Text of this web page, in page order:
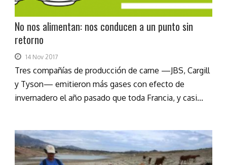
No nos alimentan: nos conducen a un punto sin
retorno
14 Nov 2017
Tres compañías de producción de carne —JBS, Cargill
y Tyson— emitieron más gases con efecto de
invernadero el año pasado que toda Francia, y casi...